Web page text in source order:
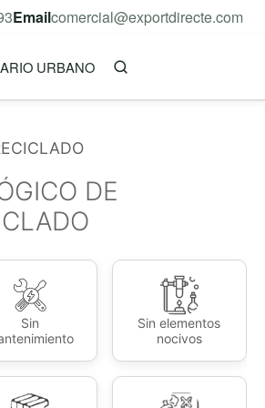
Emailcomercial@exportdirecte.com
URBANO
DE
Sin
Sin elementos
nocivos